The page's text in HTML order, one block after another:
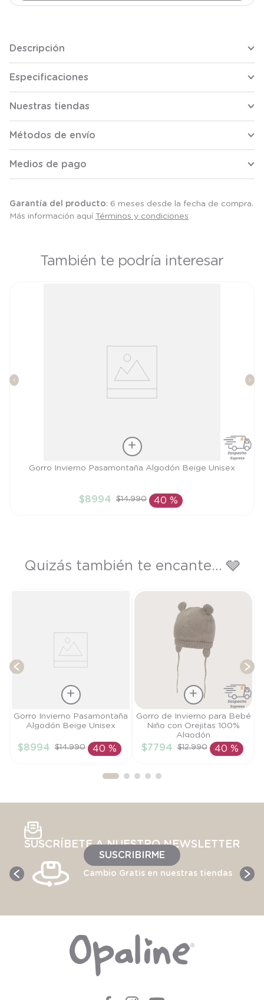
Descripción
Especificaciones
Nuestras tiendas
Métodos de envío
Medios de pago
Garantía del producto: 6 meses desde la fecha de compra.
Más información aquí Términos y condiciones
También te podría interesar
Talla
AÑADIR AL CARRITO
Gorro Invierno Pasamontaña Algodón Beige Unisex
$8994 $14.990 40 %
Quizás también te encante... 🩶
Talla
AÑADIR AL
Gorro Invierno Pasamontaña
Algodón Beige Unisex
$8994 $14.990 40 %
Talla
AÑADIR AL
Gorro de Invierno para Bebé
Niño con Orejitas 100%
Algodón
$7794 $12.990 40 %
SUSCRÍBETE A NUESTRO NEWSLETTER
SUSCRIBIRME
Cambio Gratis en nuestras tiendas